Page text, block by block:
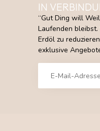
IN
“Gut Ding will
Laufenden
Erdöl zu
exklusive